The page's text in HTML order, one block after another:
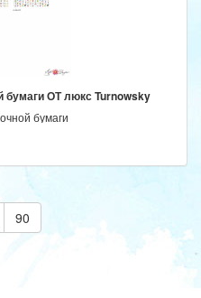
бумаги ОТ люкс Turnowsky
бумаги
90